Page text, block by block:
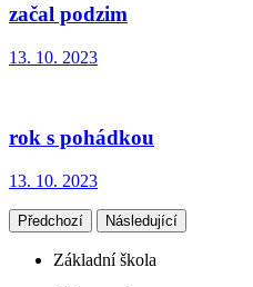
začal podzim
13. 10. 2023
rok s pohádkou
13. 10. 2023
Předchozí Následující
Základní škola